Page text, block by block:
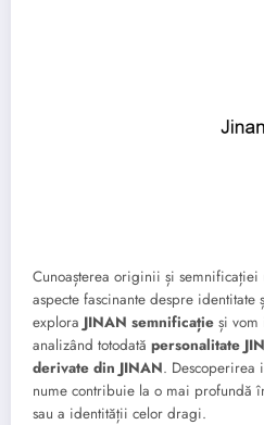
Cunoașterea originii și semnificației
aspecte fascinante despre identitate
explora JINAN semnificație și vom
analizând totodată personalitate
derivate din JINAN. Descoperirea
nume contribuie la o mai profundă
sau a identității celor dragi.